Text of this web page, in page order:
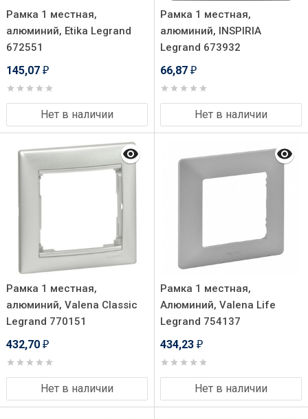
Рамка 1 местная,
алюминий, Etika Legrand
672551
145,07 ₽
Нет в наличии
Рамка 1 местная,
алюминий, INSPIRIA
Legrand 673932
66,87 ₽
Нет в наличии
Рамка 1 местная,
алюминий, Valena Classic
Legrand 770151
432,70 ₽
Нет в наличии
Рамка 1 местная,
Алюминий, Valena Life
Legrand 754137
434,23 ₽
Нет в наличии